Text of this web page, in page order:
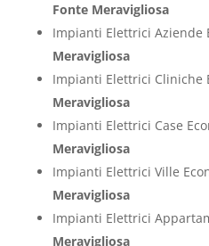
Fonte Meravigliosa
Impianti Elettrici Aziende
Meravigliosa
Impianti Elettrici Cliniche
Meravigliosa
Impianti Elettrici Case
Meravigliosa
Impianti Elettrici Ville
Meravigliosa
Impianti Elettrici
Meravigliosa